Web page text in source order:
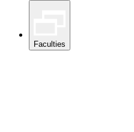
Faculties